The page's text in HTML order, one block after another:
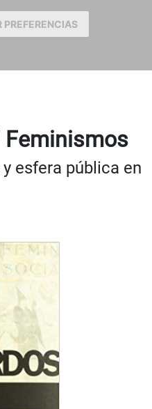
PREFERENCIAS
Feminismos
esfera pública en